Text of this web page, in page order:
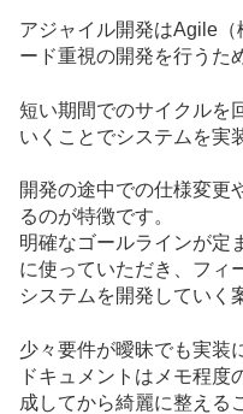
アジャイル開発はAgile
ード重視の開発を行うた
短い期間でのサイクルを
いくことでシステムを実
開発の途中での仕様変更
るのが特徴です。
明確なゴールラインが定
に使っていただき、フィ
システムを開発していく
少々要件が曖昧でも実装
ドキュメントはメモ程度
成してから綺麗に整える